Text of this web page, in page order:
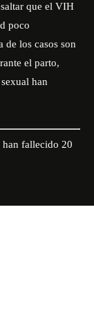
que el VIH
poco
los casos son
el parto,
han
fallecido 20